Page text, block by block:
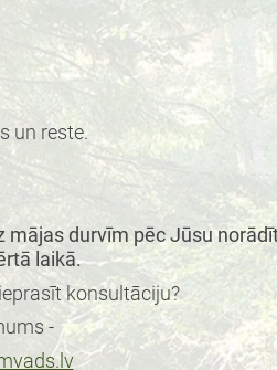
un reste.
mājas durvīm pēc Jūsu
laikā.
konsultāciju?
-